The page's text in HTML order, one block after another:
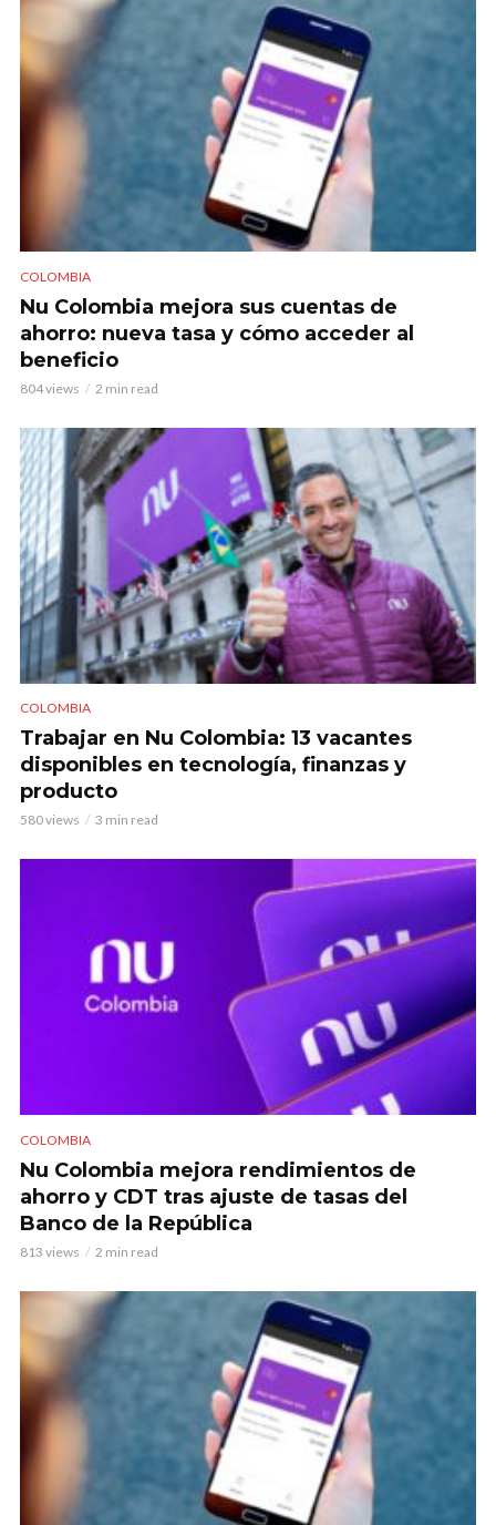
COLOMBIA
Nu Colombia mejora sus cuentas de
ahorro: nueva tasa y cómo acceder al
beneficio
804 views 2 min read
COLOMBIA
Trabajar en Nu Colombia: 13 vacantes
disponibles en tecnología, finanzas y
producto
580 views 3 min read
COLOMBIA
Nu Colombia mejora rendimientos de
ahorro y CDT tras ajuste de tasas del
Banco de la República
813 views 2 min read